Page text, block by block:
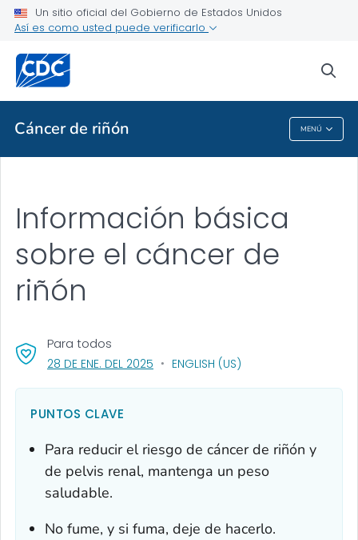
Un sitio oficial del Gobierno de Estados Unidos
Así es como usted puede verificarlo
Cáncer de riñón MENÚ
Temas de salud de la A a la Z
Acerca de los CDC
Cáncer De Riñón
Información básica
sobre el cáncer de
riñón
Para todos
28 DE ENE. DEL 2025 , VISIT LINK FOR DETAILS.
ENGLISH (US)
PUNTOS CLAVE
Para reducir el riesgo de cáncer de riñón y
de pelvis renal, mantenga un peso
saludable.
No fume, y si fuma, deje de hacerlo.